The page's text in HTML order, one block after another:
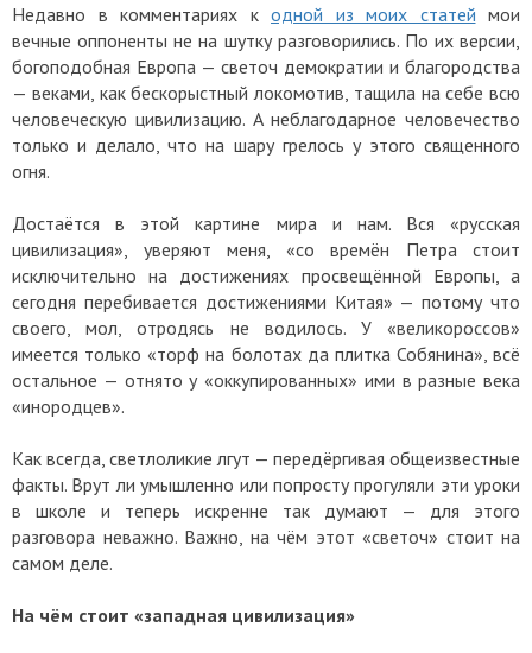
Недавно в комментариях к одной из моих статей мои
вечные оппоненты не на шутку разговорились. По их версии,
богоподобная Европа — светоч демократии и благородства
— веками, как бескорыстный локомотив, тащила на себе всю
человеческую цивилизацию. А неблагодарное человечество
только и делало, что на шару грелось у этого священного
огня.
Достаётся в этой картине мира и нам. Вся «русская
цивилизация», уверяют меня, «со времён Петра стоит
исключительно на достижениях просвещённой Европы, а
сегодня перебивается достижениями Китая» — потому что
своего, мол, отродясь не водилось. У «великороссов»
имеется только «торф на болотах да плитка Собянина», всё
остальное — отнято у «оккупированных» ими в разные века
«инородцев».
Как всегда, светлоликие лгут — передёргивая общеизвестные
факты. Врут ли умышленно или попросту прогуляли эти уроки
в школе и теперь искренне так думают — для этого
разговора неважно. Важно, на чём этот «светоч» стоит на
самом деле.
На чём стоит «западная цивилизация»